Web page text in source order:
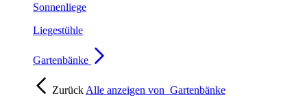
Sonnenliege
Liegestühle
Gartenbänke
Zurück Alle anzeigen von Gartenbänke